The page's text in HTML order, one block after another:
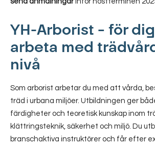
YH-Arborist – för
arbeta med
nivå
Som arborist arbetar du med att vårda,
träd i urbana miljöer. Utbildningen ger
färdigheter och teoretisk kunskap inom
klättringsteknik, säkerhet och miljö. Du
branschaktiva instruktörer och får efter